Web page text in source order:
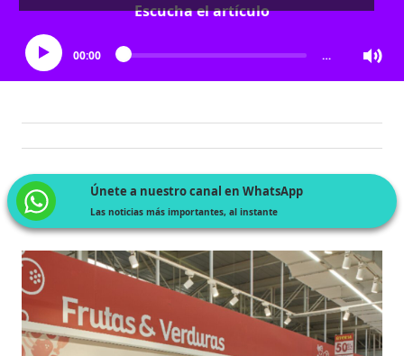
Escucha el artículo
00:00 …
Únete a nuestro canal en WhatsApp
Las noticias más importantes, al instante